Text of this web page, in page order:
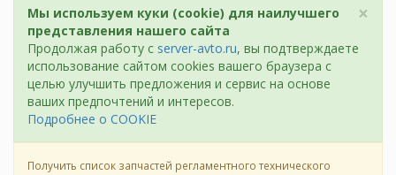
×
Мы используем куки (cookie) для наилучшего
представления нашего сайта
Продолжая работу с server-avto.ru, вы подтверждаете
использование сайтом cookies вашего браузера с
целью улучшить предложения и сервис на основе
ваших предпочтений и интересов.
Подробнее о COOKIE
Получить список запчастей регламентного технического